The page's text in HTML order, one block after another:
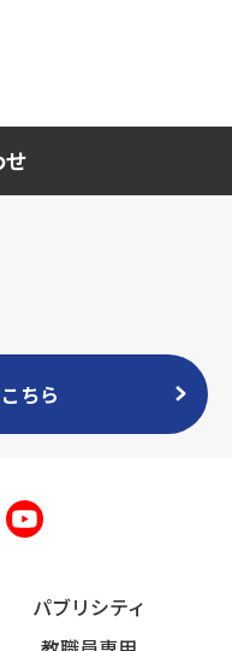
ちら
パブリシティ